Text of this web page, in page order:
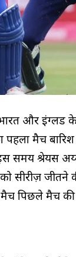
और इंग्लैंड
पहला मैच
समय श्रेयस
सीरीज़ जीतने
पिछले मैच